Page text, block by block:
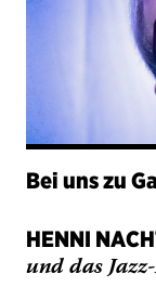
Bei uns zu
HENNI
und das
Berlin –
Nächste
Mittwoch